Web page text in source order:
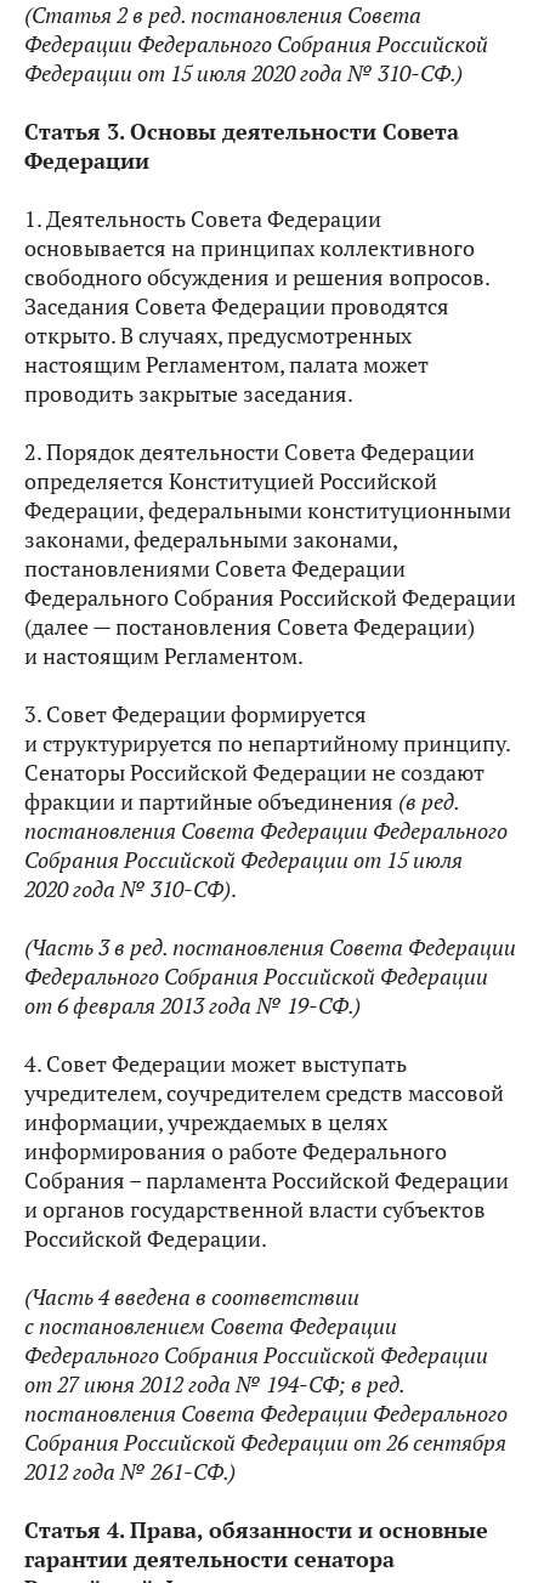
(Статья 2 в ред. постановления Совета
Федерации Федерального Собрания Российской
Федерации от 15 июля 2020 года № 310-СФ.)
Статья 3.Основы деятельности Совета
Федерации
1. Деятельность Совета Федерации
основывается на принципах коллективного
свободного обсуждения и решения вопросов.
Заседания Совета Федерации проводятся
открыто. В случаях, предусмотренных
настоящим Регламентом, палата может
проводить закрытые заседания.
2. Порядок деятельности Совета Федерации
определяется Конституцией Российской
Федерации, федеральными конституционными
законами, федеральными законами,
постановлениями Совета Федерации
Федерального Собрания Российской Федерации
(далее — постановления Совета Федерации)
и настоящим Регламентом.
3. Совет Федерации формируется
и структурируется по непартийному принципу.
Сенаторы Российской Федерации не создают
фракции и партийные объединения (в ред.
постановления Совета Федерации Федерального
Собрания Российской Федерации от 15 июля
2020 года № 310-СФ).
(Часть 3 в ред. постановления Совета Федерации
Федерального Собрания Российской Федерации
от 6 февраля 2013 года № 19-СФ.)
4. Совет Федерации может выступать
учредителем, соучредителем средств массовой
информации, учреждаемых в целях
информирования о работе Федерального
Собрания – парламента Российской Федерации
и органов государственной власти субъектов
Российской Федерации.
(Часть 4 введена в соответствии
с постановлением Совета Федерации
Федерального Собрания Российской Федерации
от 27 июня 2012 года № 194-СФ; в ред.
постановления Совета Федерации Федерального
Собрания Российской Федерации от 26 сентября
2012 года № 261-СФ.)
Статья 4.Права, обязанности и основные
гарантии деятельности сенатора